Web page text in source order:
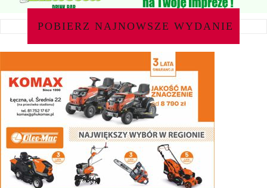
POBIERZ NAJNOWSZE WYDANIE